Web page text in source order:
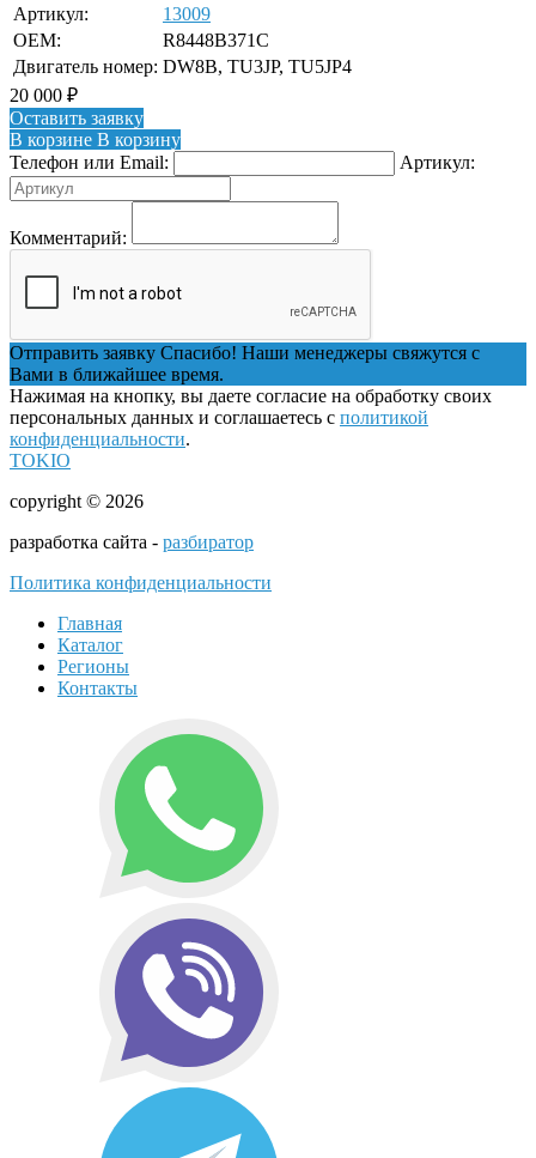
Артикул:
13009
OEM:
R8448B371C
Двигатель номер: DW8B, TU3JP, TU5JP4
20 000 ₽
Оставить заявку
В корзине В корзину
Телефон или Email:
Артикул:
Комментарий:
Отправить заявку Спасибо! Наши менеджеры свяжутся с
Вами в ближайшее время.
Нажимая на кнопку, вы даете согласие на обработку своих
персональных данных и соглашаетесь с политикой
конфиденциальности.
TOKIO
copyright © 2026
разработка сайта - разбиратор
Политика конфиденциальности
Главная
Каталог
Регионы
Контакты